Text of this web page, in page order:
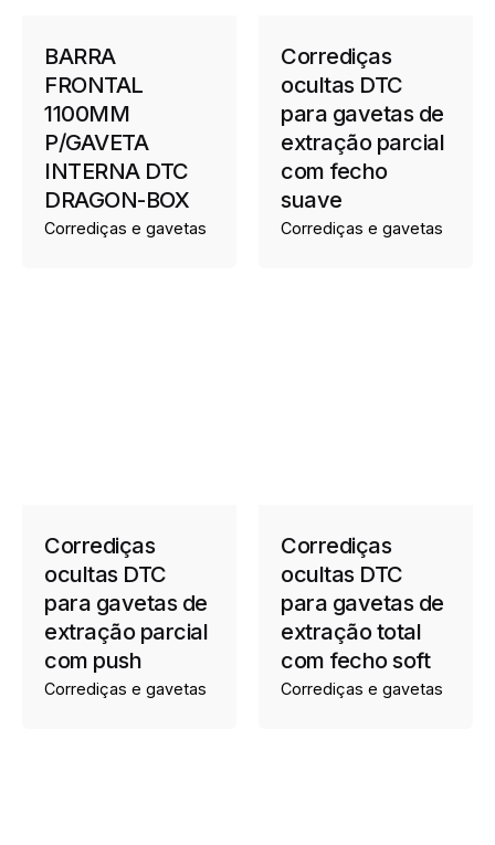
BARRA
FRONTAL
1100MM
P/GAVETA
INTERNA DTC
DRAGON-BOX
Corrediças e gavetas
Corrediças
ocultas DTC
para gavetas de
extração parcial
com fecho
suave
Corrediças e gavetas
Corrediças
ocultas DTC
para gavetas de
extração parcial
com push
Corrediças e gavetas
Corrediças
ocultas DTC
para gavetas de
extração total
com fecho soft
Corrediças e gavetas